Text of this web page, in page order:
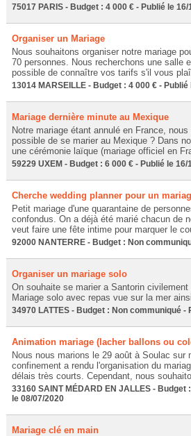
75017 PARIS - Budget : 4 000 € - Publié le 16/
Organiser un Mariage
Nous souhaitons organiser notre mariage
70 personnes. Nous recherchons une salle
possible de connaître vos tarifs s'il vous
13014 MARSEILLE - Budget : 4 000 € - Publié
Mariage dernière minute au Mexique
Notre mariage étant annulé en France,
possible de se marier au Mexique ? Dans
une cérémonie laïque (mariage officiel en
59229 UXEM - Budget : 6 000 € - Publié le 16/
Cherche wedding planner pour un
Petit mariage d'une quarantaine de
confondus. On a déjà été marié chacun de
veut faire une fête intime pour marquer le
92000 NANTERRE - Budget : Non
Organiser un mariage solo
On souhaite se marier a Santorin civilement
Mariage solo avec repas vue sur la mer
34970 LATTES - Budget : Non communiqué -
Animation mariage (lacher ballons ou
Nous nous marions le 29 août à Soulac sur
confinement a rendu l'organisation du
délais très courts. Cependant, nous
33160 SAINT MÉDARD EN JALLES - Budget
le 08/07/2020
Mariage clé en main